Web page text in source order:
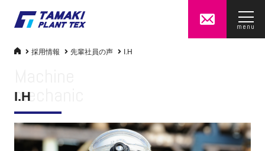
menu
採用情報 先輩社員の声 I.H
I.H
mechanic